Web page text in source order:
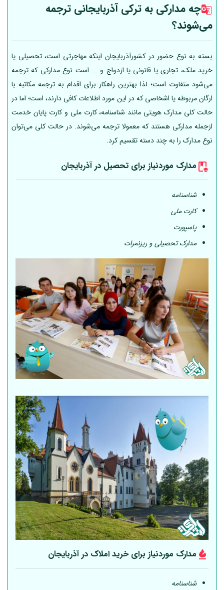
چه مدارکی به ترکی آذربایجانی ترجمه
می‌شوند؟
بسته به نوع حضور در کشورآذربایجان اینکه مهاجرتی است، تحصیلی یا
خرید ملک، تجاری یا قانونی یا ازدواج و ... است نوع مدارکی که ترجمه
می‌شود متفاوت است؛ لذا بهترین راهکار برای اقدام به ترجمه مکاتبه با
ارگان مربوطه یا اشخاصی که در این مورد اطلاعات کافی دارند، است؛ اما در
حالت کلی مدارک هویتی مانند شناسنامه، کارت ملی و کارت پایان خدمت
ازجمله مدارکی هستند که معمولا ترجمه می‌شوند. در حالت کلی می‌توان
نوع مدارک را به چند دسته تقسیم کرد.
مدارک موردنیاز برای تحصیل در آذربایجان
شناسنامه
کارت ملی
پاسپورت
مدارک تحصیلی و ریزنمرات
مدارک موردنیاز برای خرید املاک در آذربایجان
شناسنامه